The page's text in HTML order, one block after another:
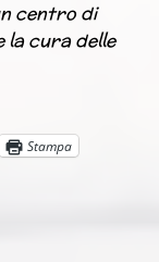
centro di
la cura delle
Stampa